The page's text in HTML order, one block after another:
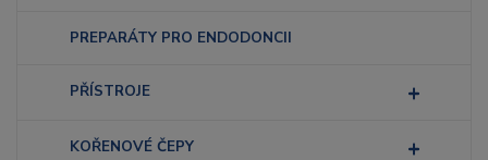
PREPARÁTY PRO ENDODONCII
PŘÍSTROJE
KOŘENOVÉ ČEPY